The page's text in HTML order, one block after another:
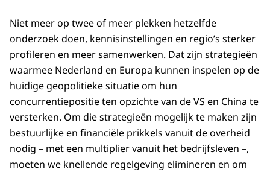
Niet meer op twee of meer plekken hetzelfde
onderzoek doen, kennisinstellingen en regio’s sterker
profileren en meer samenwerken. Dat zijn strategieën
waarmee Nederland en Europa kunnen inspelen op de
huidige geopolitieke situatie om hun
concurrentiepositie ten opzichte van de VS en China te
versterken. Om die strategieën mogelijk te maken zijn
bestuurlijke en financiële prikkels vanuit de overheid
nodig – met een multiplier vanuit het bedrijfsleven –,
moeten we knellende regelgeving elimineren en om